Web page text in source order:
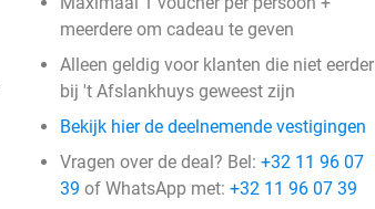
meerdere om cadeau te geven
Alleen geldig voor klanten die niet eerder
bij 't Afslankhuys geweest zijn
Bekijk hier de deelnemende vestigingen
Vragen over de deal? Bel: +32 11 96 07
39 of WhatsApp met: +32 11 96 07 39